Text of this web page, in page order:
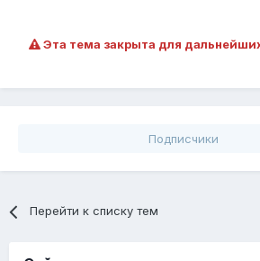
Эта тема закрыта для
Подписчики
Перейти к списку тем